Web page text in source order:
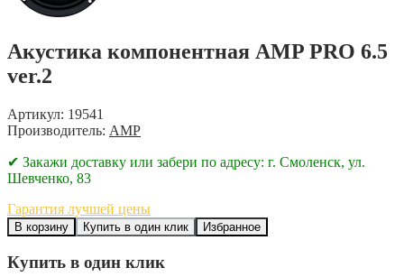
Акустика компонентная AMP PRO 6.5
ver.2
Артикул: 19541
Производитель: AMP
✔ Закажи доставку или забери по адресу: г. Смоленск, ул.
Шевченко, 83
Гарантия лучшей цены
В корзину Купить в один клик Избранное
Купить в один клик